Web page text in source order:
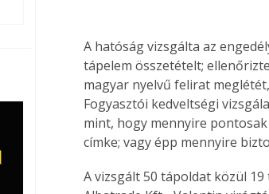
a
és
ma
A hatóság vizsgálta az
tápelem összetételt;
magyar nyelvű felirat
Fogyasztói kedveltségi
mint, hogy mennyire
címke; vagy épp mennyire
A vizsgált 50 tápoldat közül